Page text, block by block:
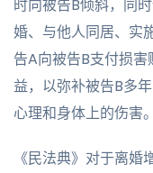
时向被告B倾斜，同
婚、与他人同居、实
告A向被告B支付损
益，以弥补被告B多
心理和身体上的伤害。
《民法典》对于离